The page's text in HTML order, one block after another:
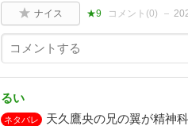
ナイス ★9 コメント(0)
るい
ネタバレ
天久鷹央の兄の翼が精神